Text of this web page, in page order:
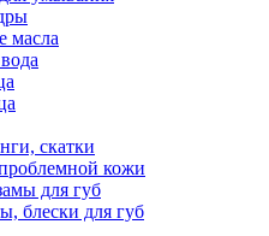
масла
скатки
кожи
для губ
блески для губ